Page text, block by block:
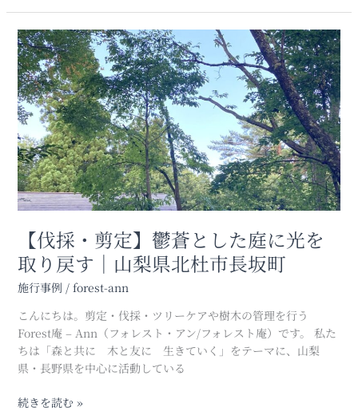
ー
ル
し
美
し
い
樹
形
を
保
つ
【伐採・剪定】鬱蒼とした庭に光を
取り戻す｜山梨県北杜市長坂町
施行事例 / forest-ann
こんにちは。剪定・伐採・ツリーケアや樹木の管理を行う
Forest庵 – Ann（フォレスト・アン/フォレスト庵）です。 私た
ちは「森と共に 木と友に 生きていく」をテーマに、山梨
県・長野県を中心に活動している
【伐
採・
剪
定】
鬱
蒼
と
し
た
庭
に
取
り
す
｜
山
梨
北
続きを読む »